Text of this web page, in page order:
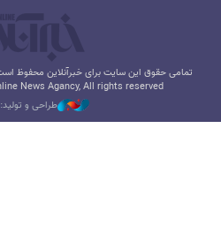
تمامی حقوق این سایت برای خبرآنلاین محفوظ
News Agancy, All rights reserved
طراحی و